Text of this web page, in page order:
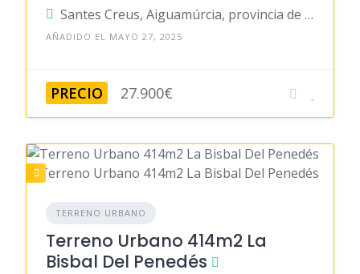
Santes Creus, Aiguamúrcia, provincia de Tarragona, España
AÑADIDO EL MAYO 27, 2025
PRECIO 27.900€
TERRENO URBANO
Terreno Urbano 414m2 La
Bisbal Del Penedés